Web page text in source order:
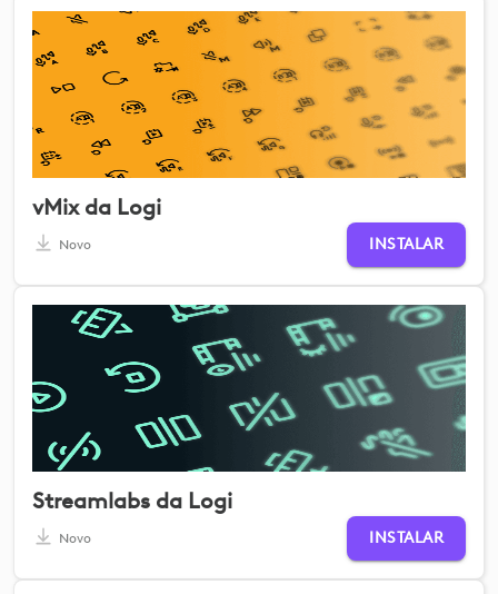
vMix da Logi
Novo INSTALAR
Streamlabs da Logi
Novo INSTALAR